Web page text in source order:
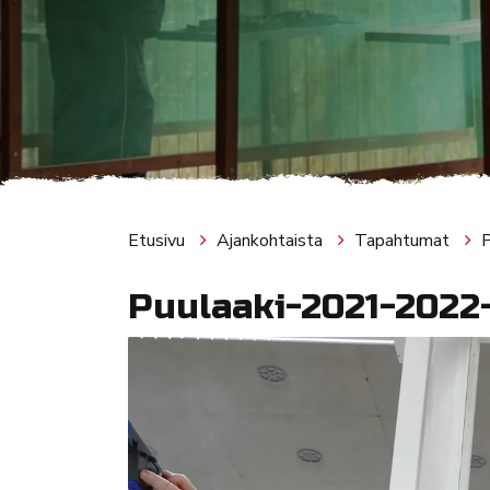
Etusivu Ajankohtaista Tapahtumat
Puulaaki-2021-